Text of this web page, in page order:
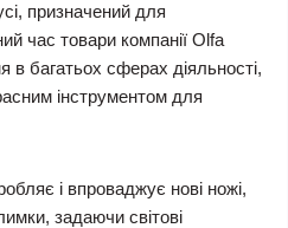
призначений для
час товари компанії Olfa
в багатьох сферах діяльності,
інструментом для
і впроваджує нові ножі,
задаючи світові